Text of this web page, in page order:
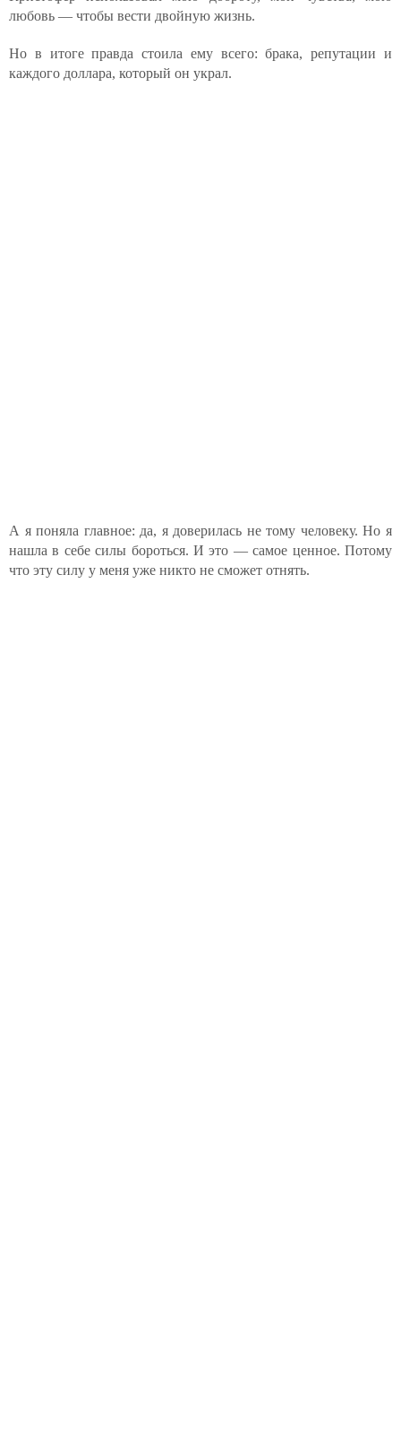
любовь — чтобы вести двойную жизнь.
Но в итоге правда стоила ему всего: брака, репутации и
каждого доллара, который он украл.
А я поняла главное: да, я доверилась не тому человеку. Но я
нашла в себе силы бороться. И это — самое ценное. Потому
что эту силу у меня уже никто не сможет отнять.